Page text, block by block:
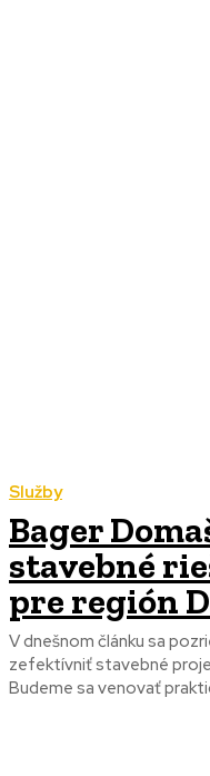
Služby
Bager
stavebné
pre región
V dnešnom článku sa
zefektívniť stavebné
Budeme sa venovať